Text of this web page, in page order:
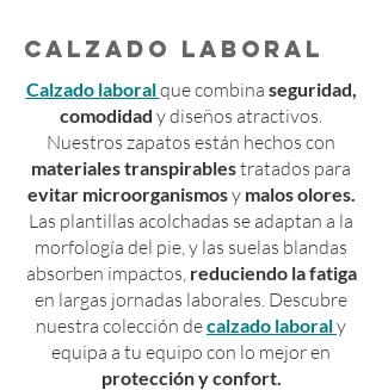
CALZADO LABORAL
Calzado laboralque combina seguridad,
comodidad y diseños atractivos.
Nuestros zapatos están hechos con
materiales transpirablestratados para
evitar microorganismosy malos olores.
Las plantillas acolchadas se adaptan a la
morfología del pie, y las suelas blandas
absorben impactos, reduciendo la fatiga
en largas jornadas laborales. Descubre
nuestra colección decalzado laboraly
equipa a tu equipo con lo mejor en
protección y confort.